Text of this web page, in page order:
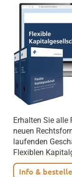
Erhalten Sie alle
neuen
laufenden
Flexiblen
Info &